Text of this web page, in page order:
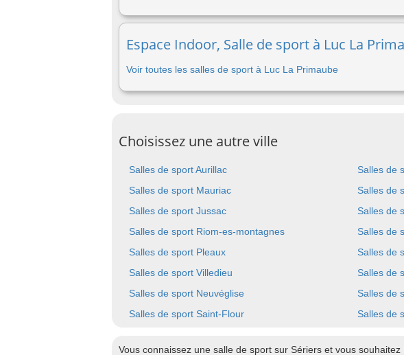
Espace Indoor, Salle de sport à Luc La
Voir toutes les salles de sport à Luc La Primaube
Choisissez une autre ville
Salles de sport Aurillac Salles de
Salles de sport Mauriac
Salles de
Salles de sport Jussac
Salles de
Salles de sport Riom-es-montagnes
Salles de
Salles de sport Pleaux
Salles de
Salles de sport Villedieu
Salles de
Salles de sport Neuvéglise
Salles de
Salles de sport Saint-Flour
Salles de
Vous connaissez une salle de sport sur Sériers et vous